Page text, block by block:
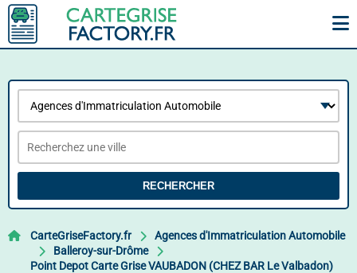
RECHERCHER
CarteGriseFactory.fr
Agences d'Immatriculation Automobile
Balleroy-sur-Drôme
Point Depot Carte Grise VAUBADON (CHEZ BAR Le Valbadon)